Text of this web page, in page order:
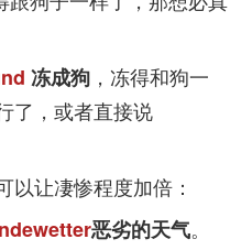
冻成狗 ，冻得和狗一
了，或者直接说
以让凄惨程度加倍：
恶劣的天气。